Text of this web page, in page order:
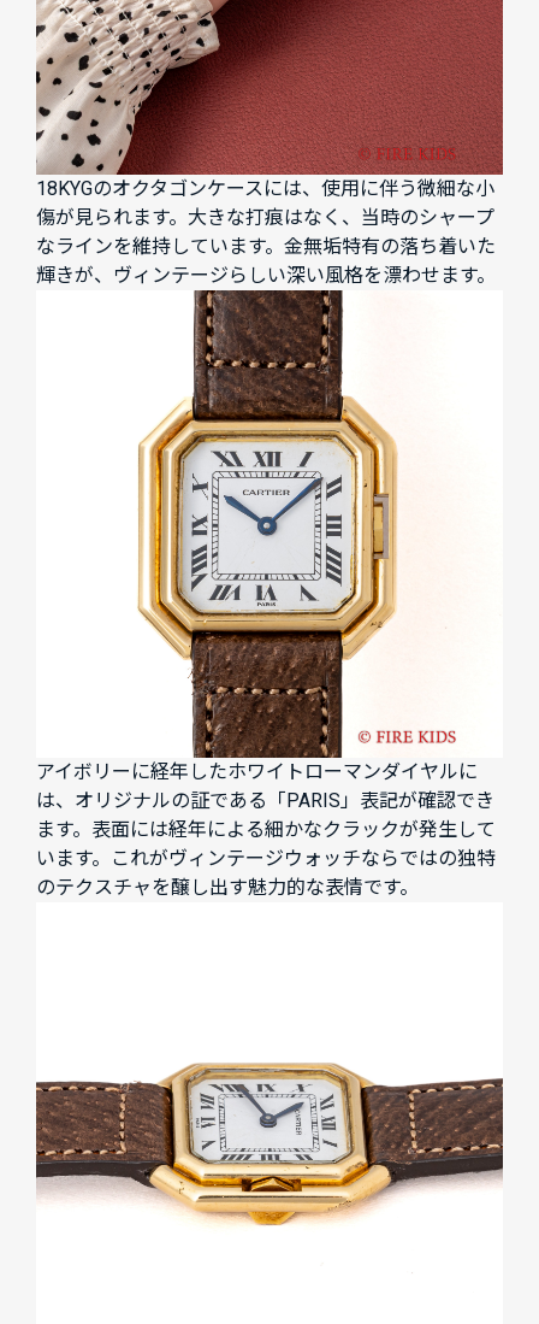
18KYGのオクタゴンケースには、使用に伴う微細な小
傷が見られます。大きな打痕はなく、当時のシャープ
なラインを維持しています。金無垢特有の落ち着いた
輝きが、ヴィンテージらしい深い風格を漂わせます。
アイボリーに経年したホワイトローマンダイヤルに
は、オリジナルの証である「PARIS」表記が確認でき
ます。表面には経年による細かなクラックが発生して
います。これがヴィンテージウォッチならではの独特
のテクスチャを醸し出す魅力的な表情です。